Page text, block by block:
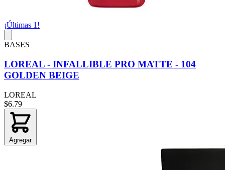
¡Últimas 1!
BASES
LOREAL - INFALLIBLE PRO MATTE - 104
GOLDEN BEIGE
LOREAL
$6.79
Agregar